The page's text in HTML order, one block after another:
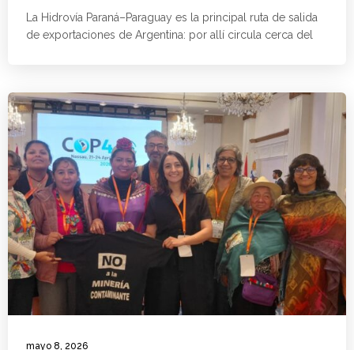
La Hidrovía Paraná–Paraguay es la principal ruta de salida
de exportaciones de Argentina: por allí circula cerca del
mayo 8, 2026